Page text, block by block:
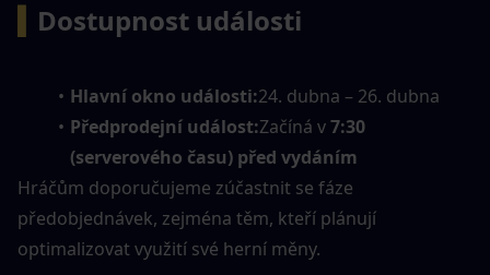
Dostupnost události
Hlavní okno události:24. dubna – 26. dubna
Předprodejní událost:Začíná v 7:30
(serverového času) před vydáním
Hráčům doporučujeme zúčastnit se fáze
předobjednávek, zejména těm, kteří plánují
optimalizovat využití své herní měny.